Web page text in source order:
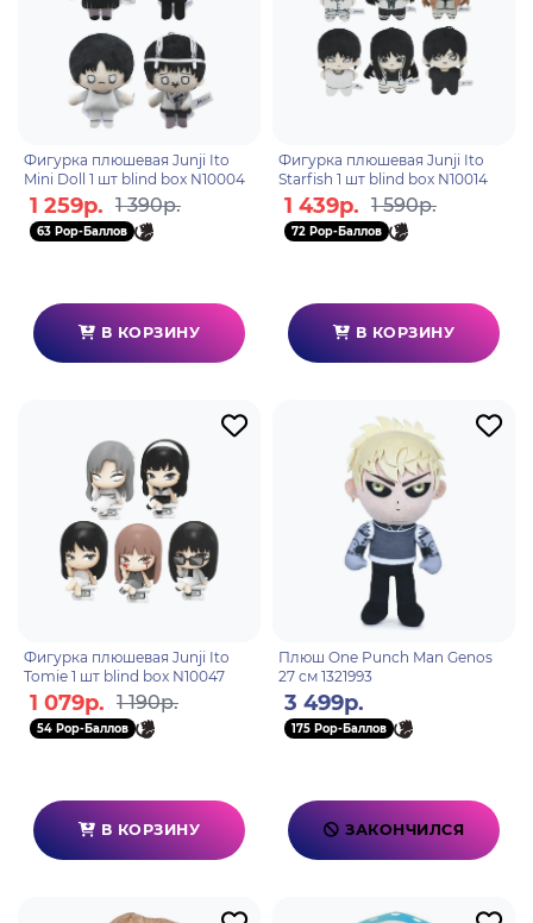
Фигурка плюшевая Junji Ito
Mini Doll 1 шт blind box N10004
1 259р. 1 390р.
63 Pop-Баллов
В КОРЗИНУ
Фигурка плюшевая Junji Ito
Starfish 1 шт blind box N10014
1 439р. 1 590р.
72 Pop-Баллов
В КОРЗИНУ
Фигурка плюшевая Junji Ito
Tomie 1 шт blind box N10047
1 079р. 1 190р.
54 Pop-Баллов
В КОРЗИНУ
Плюш One Punch Man Genos
27 см 1321993
3 499р.
175 Pop-Баллов
ЗАКОНЧИЛСЯ